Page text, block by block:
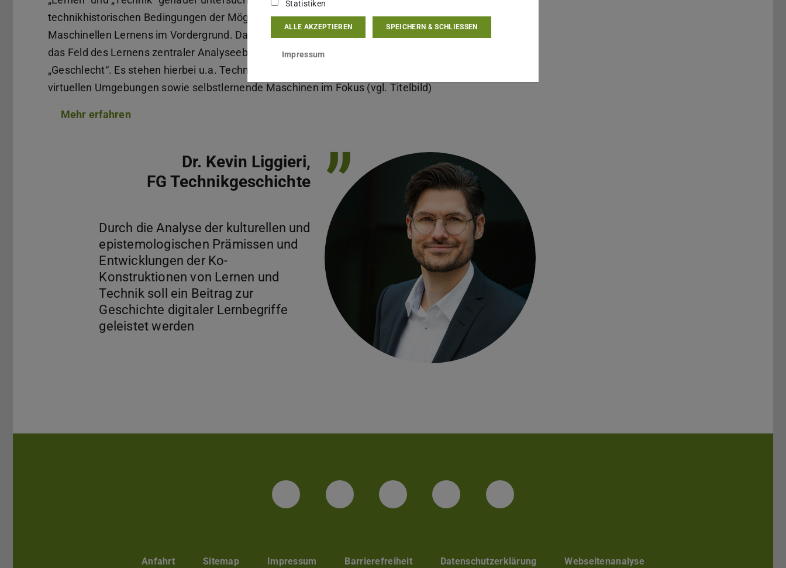
technikhistorischen Bedingungen der Möglichkeiten der Digitalisierung des Lernens und des
Maschinellen Lernens im Vordergrund. Das soll anhand von drei zusammenhängender, für
das Feld des Lernens zentraler Analyseebenen, geschehen: „Subjekt“, „Umwelt“ und
„Geschlecht“. Es stehen hierbei u.a. Techniken des programmierten Lernens, des Lernens in
virtuellen Umgebungen sowie selbstlernende Maschinen im Fokus (vgl. Titelbild)
Mehr erfahren
Dr. Kevin Liggieri,
FG Technikgeschichte
Durch die Analyse der kulturellen und
epistemologischen Prämissen und
Entwicklungen der Ko-
Konstruktionen von Lernen und
Technik soll ein Beitrag zur
Geschichte digitaler Lernbegriffe
”
FacebookInstagramTikTok BlueskyLinkedIn
Anfahrt Sitemap Impressum Barrierefreiheit Datenschutzerklärung Webseitenanalyse
Statistiken
ALLE AKZEPTIEREN SPEICHERN & SCHLIESSEN
Impressum